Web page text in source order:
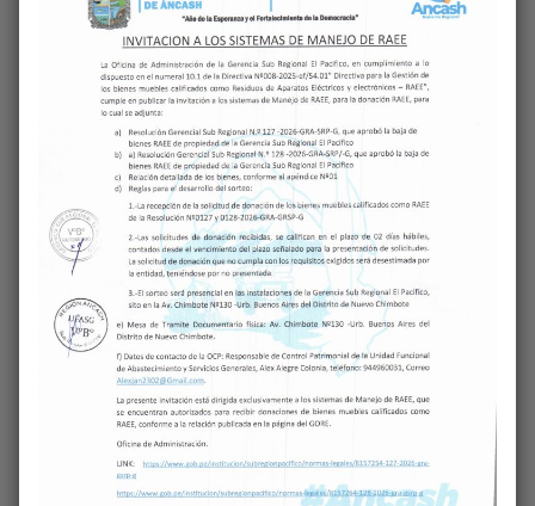
Buscar
Buscar
Últimas Noticias
𝐆𝐎𝐑𝐄 𝐀́𝐍𝐂𝐀𝐒𝐇 𝐀𝐅𝐈𝐀𝐍𝐙𝐀 𝐂𝐎𝐌𝐏𝐑𝐎𝐌𝐈𝐒𝐎𝐒 𝐘
𝐀𝐕𝐀𝐍𝐙𝐀 𝐏𝐀𝐑𝐀 𝐇𝐀𝐂𝐄𝐑 𝐑𝐄𝐀𝐋𝐈𝐃𝐀𝐃 𝐄𝐋 𝐍𝐔𝐄𝐕𝐎
𝐇𝐎𝐒𝐏𝐈𝐓𝐀𝐋 𝐋𝐀 𝐂𝐀𝐋𝐄𝐓𝐀
𝗦𝗨𝗕𝗥𝗘𝗚𝗜Ó𝗡 𝗘𝗟 𝗣𝗔𝗖Í𝗙𝗜𝗖𝗢 𝗥𝗘𝗔𝗟𝗜𝗭𝗔
𝗖𝗔𝗣𝗔𝗖𝗜𝗧𝗔𝗖𝗜Ó𝗡 𝗔 𝗦𝗘𝗥𝗩𝗜𝗗𝗢𝗥𝗘𝗦 𝗣Ú𝗕𝗟𝗜𝗖𝗢𝗦
𝐍𝐔𝐄𝐕𝐀 𝐈.𝐄. 88333 𝐄𝐋 𝐂𝐀𝐒𝐓𝐈𝐋𝐋𝐎 𝐄𝐍𝐓𝐑𝐀 𝐀 𝐋𝐀
𝐑𝐄𝐂𝐓𝐀 𝐅𝐈𝐍𝐀𝐋 𝐏𝐀𝐑𝐀 𝐒𝐔 𝐏𝐔𝐄𝐒𝐓𝐀 𝐄𝐍 𝐒𝐄𝐑𝐕𝐈𝐂𝐈𝐎
𝐆𝐎𝐁𝐄𝐑𝐍𝐀𝐃𝐎𝐑𝐀 𝐑𝐄𝐆𝐈𝐎𝐍𝐀𝐋 (𝐄) 𝐈𝐌𝐏𝐔𝐋𝐒𝐀
𝐀𝐂𝐂𝐈𝐎𝐍𝐄𝐒 𝐃𝐄 𝐏𝐑𝐎𝐓𝐄𝐂𝐂𝐈𝐎́𝐍 𝐒𝐎𝐂𝐈𝐀𝐋,